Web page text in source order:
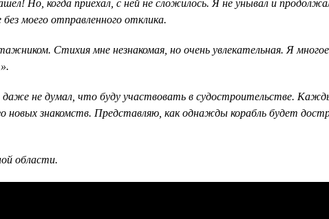
Но, когда приехал, с ней не сложилось. Я не унывал и
моего отправленного отклика.
Стихия мне незнакомая, но очень увлекательная. Я
не думал, что буду участвовать в судостроительстве.
новых знакомств. Представляю, как однажды корабль будет
области.